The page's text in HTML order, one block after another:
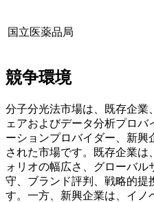
国立医薬品局
競争環境
分子分光法市場は、既存企業
ェアおよびデータ分析プロバ
ーションプロバイダー、新
された市場です。既存企業は
ォリオの幅広さ、グローバ
守、ブランド評判、戦略的提
す。一方、新興企業は、イノ